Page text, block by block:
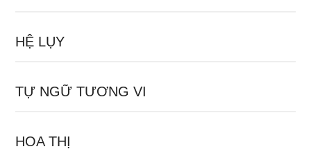
HỆ LỤY
TỰ NGỮ TƯƠNG VI
HOA THỊ